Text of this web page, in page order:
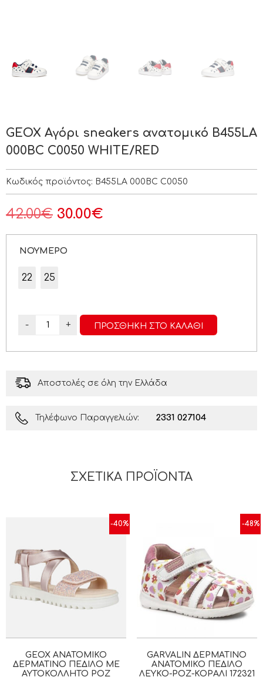
GEOX Αγόρι sneakers ανατομικό B455LA
000BC C0050 WHITE/RED
Κωδικός προϊόντος: B455LA 000BC C0050
42.00€ 30.00€
ΝΟΥΜΕΡΟ
22 25
- + ΠΡΟΣΘΉΚΗ ΣΤΟ ΚΑΛΆΘΙ
Αποστολές σε όλη την Ελλάδα
Τηλέφωνο Παραγγελιών: 2331 027104
ΣΧΕΤΙΚΆ ΠΡΟΪΌΝΤΑ
-40%
GEOX ΑΝΑΤΟΜΙΚΌ
ΔΕΡΜΆΤΙΝΟ ΠΈΔΙΛΟ ΜΕ
ΑΥΤΟΚΌΛΛΗΤΟ ΡΟΖ
-48%
GARVALIN ΔΕΡΜΆΤΙΝΟ
ΑΝΑΤΟΜΙΚΌ ΠΈΔΙΛΟ
ΛΕΥΚΌ-ΡΟΖ-ΚΟΡΑΛΊ 172321